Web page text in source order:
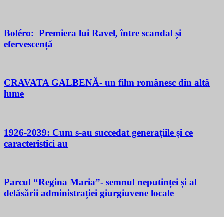
Boléro: Premiera lui Ravel, între scandal și
efervescență
CRAVATA GALBENĂ- un film românesc din altă
lume
1926-2039: Cum s-au succedat generațiile și ce
caracteristici au
Parcul “Regina Maria”- semnul neputinței și al
delăsării administrației giurgiuvene locale